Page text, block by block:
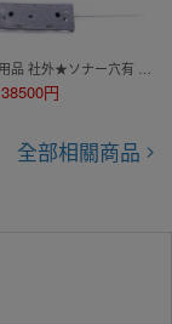
38500円
全部相關商品